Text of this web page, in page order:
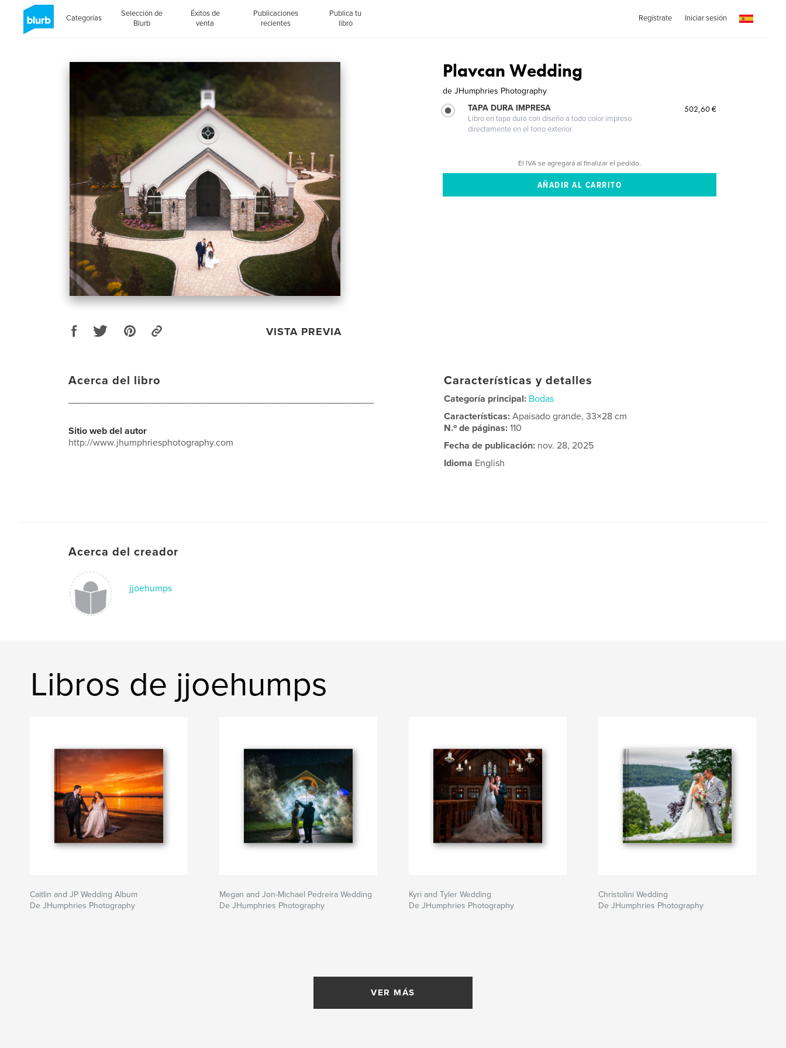
Categorías
Selección de
Blurb
Éxitos de
venta
Publicaciones
recientes
Publica tu
libro
Regístrate Iniciar sesión
VISTA PREVIA
Plavcan Wedding
de JHumphries Photography
TAPA DURA IMPRESA
Libro en tapa dura con diseño a todo color impreso
directamente en el forro exterior
502,60 €
El IVA se agregará al finalizar el pedido.
Acerca del libro
Sitio web del autor
http://www.jhumphriesphotography.com
Características y detalles
Categoría principal: Bodas
Características: Apaisado grande, 33×28 cm
N.º de páginas: 110
Fecha de publicación:nov. 28, 2025
Idioma English
Acerca del creador
jjoehumps
Libros de jjoehumps
Caitlin and JP Wedding Album
De JHumphries Photography
Megan and Jon-Michael Pedreira Wedding
De JHumphries Photography
Kyri and Tyler Wedding
De JHumphries Photography
Christolini Wedding
De JHumphries Photography
VER MÁS